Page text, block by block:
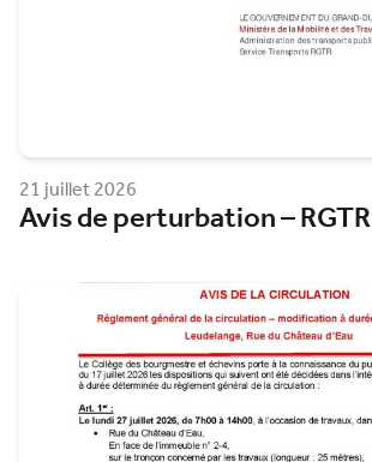
21 juillet 2026
Avis de perturbation – RGTR